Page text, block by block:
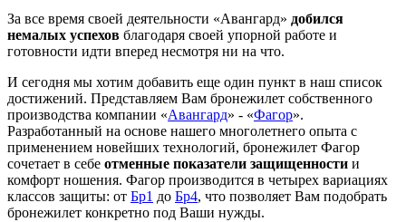
За все время своей деятельности «Авангард» добился
немалых успехов благодаря своей упорной работе и
готовности идти вперед несмотря ни на что.
И сегодня мы хотим добавить еще один пункт в наш список
достижений. Представляем Вам бронежилет собственного
производства компании «Авангард» - «Фагор».
Разработанный на основе нашего многолетнего опыта с
применением новейших технологий, бронежилет Фагор
сочетает в себе отменные показатели защищенности и
комфорт ношения. Фагор производится в четырех вариациях
классов защиты: от Бр1 до Бр4, что позволяет Вам подобрать
бронежилет конкретно под Ваши нужды.